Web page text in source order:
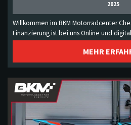
2025
Willkommen im BKM Motorradcenter
Finanzierung ist bei uns Online und
MEHR